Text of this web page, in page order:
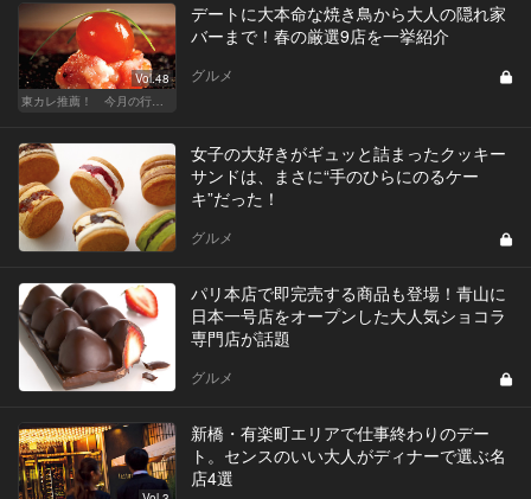
Vol.48
東カレ推薦！ 今月の行くべき店
デートに大本命な焼き鳥から大人の隠れ家
バーまで！春の厳選9店を一挙紹介
グルメ
女子の大好きがギュッと詰まったクッキー
サンドは、まさに“手のひらにのるケー
キ”だった！
グルメ
パリ本店で即完売する商品も登場！青山に
日本一号店をオープンした大人気ショコラ
専門店が話題
グルメ
新橋・有楽町エリアで仕事終わりのデー
ト。センスのいい大人がディナーで選ぶ名
店4選